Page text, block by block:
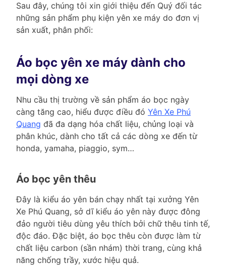
Sau đây, chúng tôi xin giới thiệu đến Quý đối tác
những sản phẩm phụ kiện yên xe máy do đơn vị
sản xuất, phân phối:
Áo bọc yên xe máy dành cho
mọi dòng xe
Nhu cầu thị trường về sản phẩm áo bọc ngày
càng tăng cao, hiểu được điều đó Yên Xe Phú
Quang đã đa dạng hóa chất liệu, chủng loại và
phân khúc, dành cho tất cả các dòng xe đến từ
honda, yamaha, piaggio, sym…
Áo bọc yên thêu
Đây là kiểu áo yên bán chạy nhất tại xưởng Yên
Xe Phú Quang, sở dĩ kiểu áo yên này được đông
đảo người tiêu dùng yêu thích bởi chữ thêu tinh tế,
độc đáo. Đặc biệt, áo bọc thêu còn được làm từ
chất liệu carbon (sần nhám) thời trang, cùng khả
năng chống trầy, xước hiệu quả.